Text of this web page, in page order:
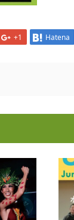
+1 Hatena